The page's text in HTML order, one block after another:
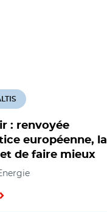
: renvoyée
européenne, la
de faire mieux